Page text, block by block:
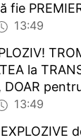
fie
13:49
la
DOAR
13:49